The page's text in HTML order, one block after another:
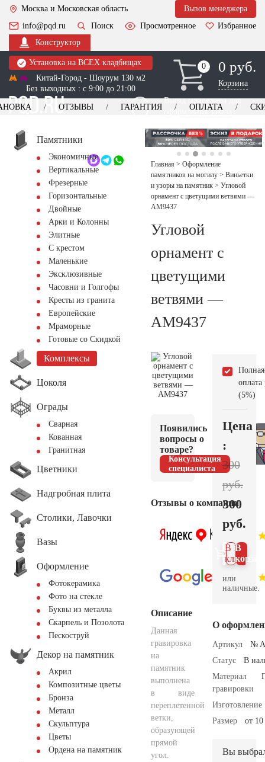
Москва и Московская область
Вызов менеджера
info@pqd.ru
Поиск Просмотренное
Избранное
Конструктор
Установка на ВСЕХ кладбищах
Китай-Город - Шоурум 130 м2
Без выходных : с 9:00 до 21:00
0
0 0 руб.
Корзина
Выезд менеджера для
оформления заказа
+7 (495) 518-44-23
Обратный звонок
ОТЗЫВЫ ГАРАНТИЯ ОПЛАТА
Памятники
Экономичные
Вертикальные
Фрезерные
Горизонтальные
Двойные
Арки и Колонны
Элитные
С крестом
Маленькие
Эксклюзивные
Часовни и Голгофы
Кресты из гранита
Европейские
Мраморные
Готовые со Скидкой
Комплексы
Цоколя
Ограды
Сварная
Кованная
Гранитная
Цветники
Надгробная плита
Столики, Лавочки
Вазы
Оформление
Фотокерамика
Фото на стекле
Буквы из металла
Скарпель и Позолота
Пескоструй
Декор на памятник
Акрил
Композитные цветы
Бронза
Металл
Скульптура
Цветы
Ордена на памятник
Главная > Оформление
памятников на могилу > Виньетки
и узоры на памятник > Угловой
орнамент с цветущими ветвями —
AM9437
Угловой
орнамент с
цветущими
ветвями —
AM9437
Появились
вопросы о
товаре?
Консультация
специалиста
Отзывы о компании
Описание
Данная
гравировка
на
памятник
выполнена
в виде
переплетенной
ветки,
образующей
прямой
угол.
Полная
оплата
(5%)
Цена
:
300
руб.
300
руб.
В
В 1
клик
или
наличные.
О
Артикул
№
Статус
В
Материал
гравировки
Изготовление
Размер
от
Вы